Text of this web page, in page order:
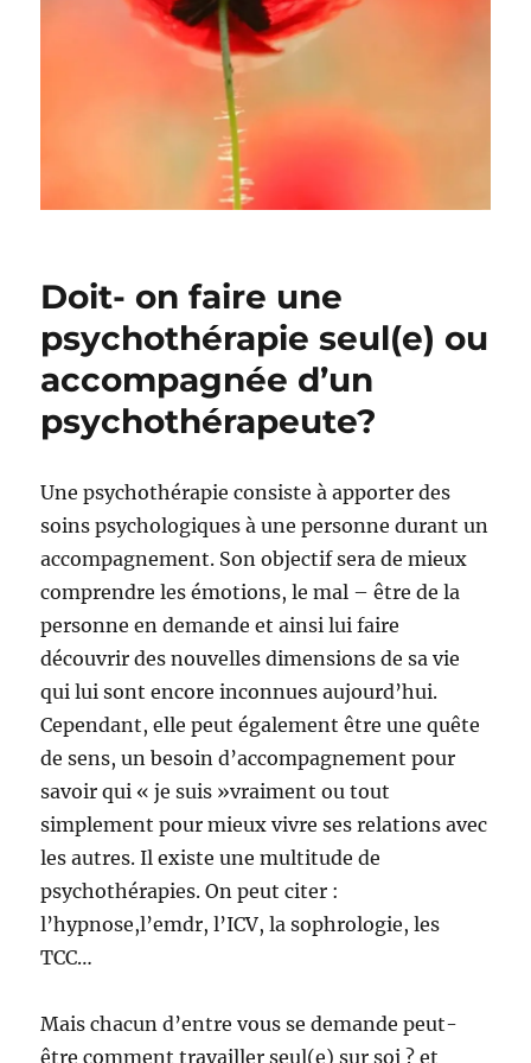
Doit- on faire une
psychothérapie seul(e) ou
accompagnée d’un
psychothérapeute?
Une psychothérapie consiste à apporter des
soins psychologiques à une personne durant un
accompagnement. Son objectif sera de mieux
comprendre les émotions, le mal – être de la
personne en demande et ainsi lui faire
découvrir des nouvelles dimensions de sa vie
qui lui sont encore inconnues aujourd’hui.
Cependant, elle peut également être une quête
de sens, un besoin d’accompagnement pour
savoir qui « je suis »vraiment ou tout
simplement pour mieux vivre ses relations avec
les autres. Il existe une multitude de
psychothérapies. On peut citer :
l’hypnose,l’emdr, l’ICV, la sophrologie, les
TCC…
Mais chacun d’entre vous se demande peut-
être comment travailler seul(e) sur soi ? et